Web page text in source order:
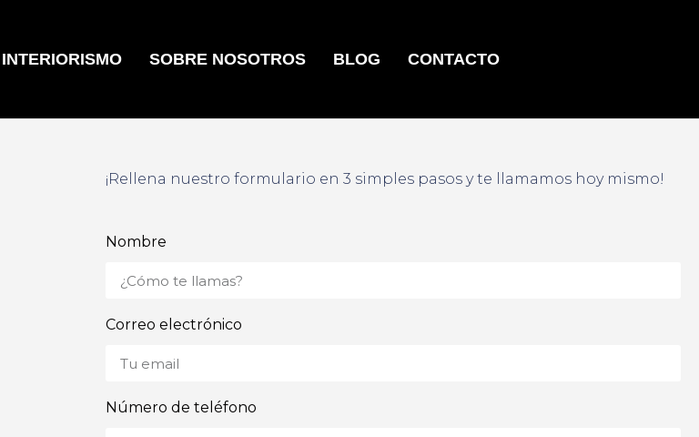
INTERIORISMO SOBRE NOSOTROS BLOG CONTACTO
¡Rellena nuestro formulario en 3 simples pasos y te llamamos hoy mismo!
Nombre
Correo electrónico
Número de teléfono